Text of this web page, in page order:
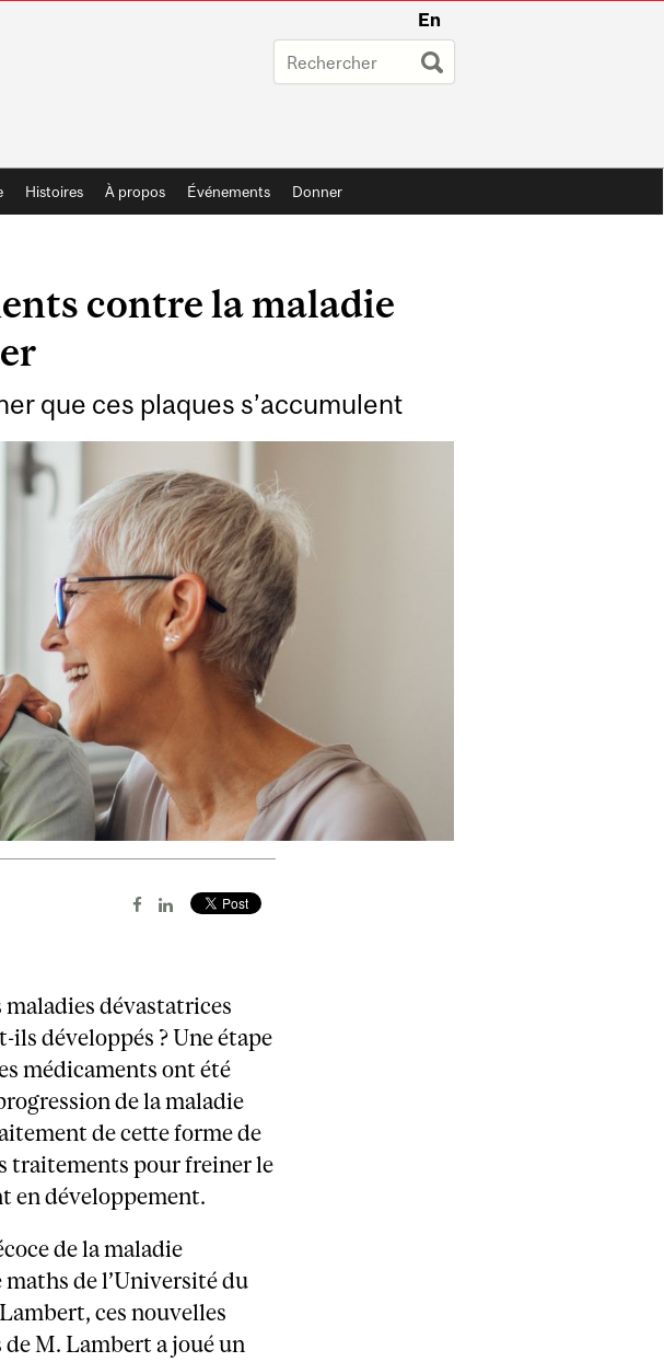
En
Histoires À propos Événements Donner
contre la maladie
que ces plaques s’accumulent
dévastatrices
ils développés ? Une étape
médicaments ont été
de la maladie
de cette forme de
traitements pour freiner le
en développement.
de la maladie
maths de l’Université du
ces nouvelles
de M. Lambert a joué un